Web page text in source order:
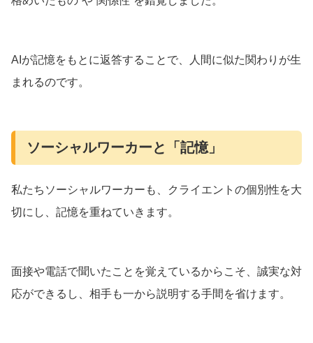
AIが記憶をもとに返答することで、人間に似た関わりが生
まれるのです。
ソーシャルワーカーと「記憶」
私たちソーシャルワーカーも、クライエントの個別性を大
切にし、記憶を重ねていきます。
面接や電話で聞いたことを覚えているからこそ、誠実な対
応ができるし、相手も一から説明する手間を省けます。